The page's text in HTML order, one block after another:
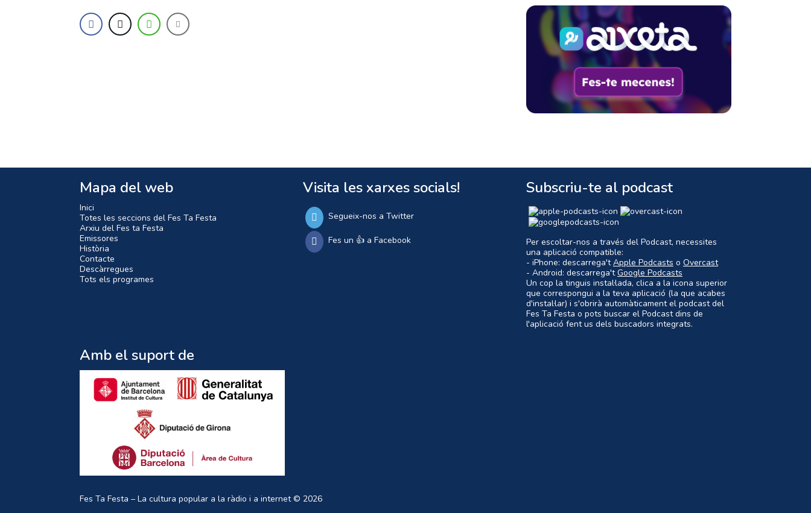
Mapa del web
Inici
Totes les seccions del Fes Ta Festa
Arxiu del Fes ta Festa
Emissores
Història
Contacte
Descàrregues
Tots els programes
Visita les xarxes socials!
Segueix-nos a Twitter
Fes un 👍 a Facebook
Subscriu-te al podcast
Per escoltar-nos a través del Podcast, necessites
una aplicació compatible:
- iPhone: descarrega'tApple Podcasts o Overcast
- Android: descarrega'tGoogle Podcasts
Un cop la tinguis instal·lada, clica a la icona superior
que correspongui a la teva aplicació (la que acabes
d'instal·lar) i s'obrirà automàticament el podcast del
Fes Ta Festa o pots buscar el Podcast dins de
l'aplicació fent us dels buscadors integrats.
Amb el suport de
Fes Ta Festa – La cultura popular a la ràdio i a internet© 2026